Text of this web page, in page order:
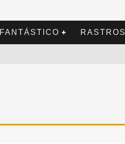
FANTÁSTICO RASTROS